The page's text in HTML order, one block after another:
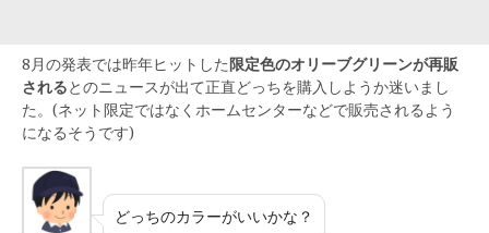
8月の発表では昨年ヒットした 限定色のオリーブグリーンが再販
されるとのニュースが出て正直どっちを購入しようか迷いまし
た。(ネット限定ではなくホームセンターなどで販売されるよう
になるそうです)
どっちのカラーがいいかな？